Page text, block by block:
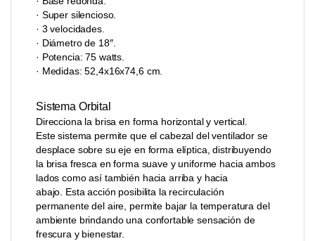
· Super silencioso.
· 3 velocidades.
· Diámetro de 18″.
· Potencia: 75 watts.
· Medidas: 52,4x16x74,6 cm.
Sistema Orbital
Direcciona la brisa en forma horizontal y vertical.
Este sistema permite que el cabezal del ventilador se
desplace sobre su eje en forma elíptica, distribuyendo
la brisa fresca en forma suave y uniforme hacia ambos
lados como así también hacia arriba y hacia
abajo. Esta acción posibilita la recirculación
permanente del aire, permite bajar la temperatura del
ambiente brindando una confortable sensación de
frescura y bienestar.